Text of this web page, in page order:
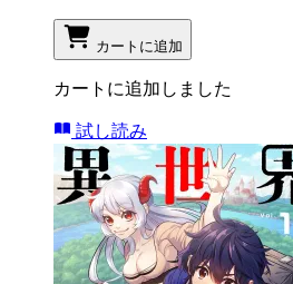
カートに追加
カートに追加しました
試し読み